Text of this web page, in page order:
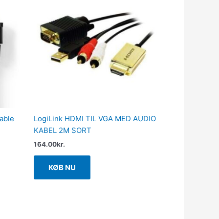
LogiLink HDMI TIL VGA MED AUDIO
KABEL 2M SORT
164.00kr.
KØB NU